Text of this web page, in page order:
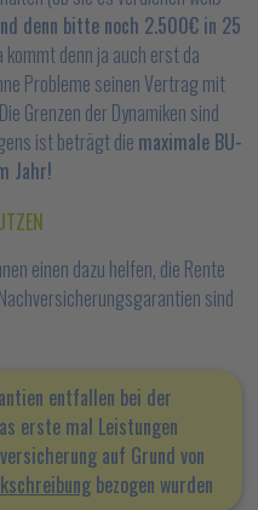
denn bitte noch 2.500€ in 25
denn ja auch erst da
Probleme seinen Vertrag mit
Grenzen der Dynamiken sind
ist beträgt die maximale BU-
Jahr!
einen dazu helfen, die Rente
sind
entfallen bei der
erste mal Leistungen
auf Grund von
bezogen wurden